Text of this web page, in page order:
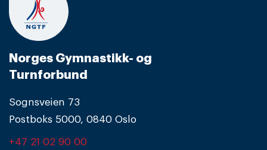
Norges Gymnastikk- og
Turnforbund
Sognsveien 73
Postboks 5000, 0840 Oslo
+47 21 02 90 00